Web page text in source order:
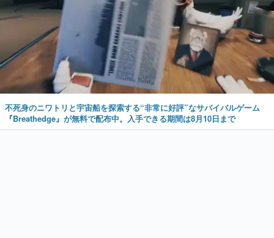
不死身のニワトリと宇宙船を探索する“非常に好評”なサバイバルゲーム
『Breathedge』が無料で配布中。入手できる期間は8月10日まで